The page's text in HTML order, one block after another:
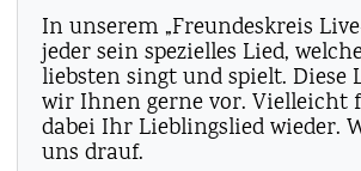
In unserem „Freundeskreis
jeder sein spezielles Lied,
liebsten singt und spielt. Diese
wir Ihnen gerne vor. Vielleicht
dabei Ihr Lieblingslied wieder.
uns drauf.